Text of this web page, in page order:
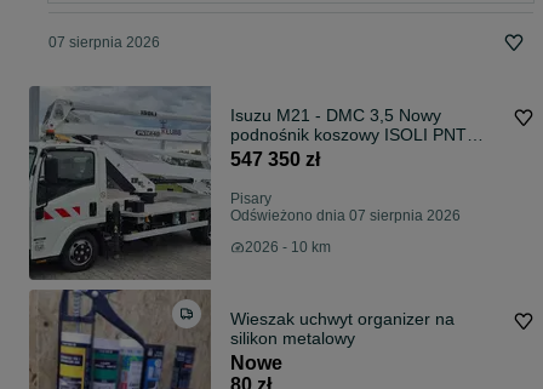
07 sierpnia 2026
Isuzu M21 - DMC 3,5 Nowy
podnośnik koszowy ISOLI PNT
240AF na podwoziu ISUZU M21 -
547 350 zł
Pisary
Odświeżono dnia 07 sierpnia 2026
2026 - 10 km
Wieszak uchwyt organizer na
silikon metalowy
Nowe